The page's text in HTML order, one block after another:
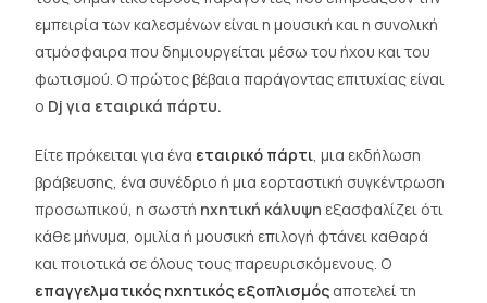
εμπειρία των καλεσμένων είναι η μουσική και η συνολική
ατμόσφαιρα που δημιουργείται μέσω του ήχου και του
φωτισμού. Ο πρώτος βέβαια παράγοντας επιτυχίας είναι
ο Dj για εταιρικά πάρτυ.
Είτε πρόκειται για ένα εταιρικό πάρτι, μια εκδήλωση
βράβευσης, ένα συνέδριο ή μια εορταστική συγκέντρωση
προσωπικού, η σωστή ηχητική κάλυψη εξασφαλίζει ότι
κάθε μήνυμα, ομιλία ή μουσική επιλογή φτάνει καθαρά
και ποιοτικά σε όλους τους παρευρισκόμενους. Ο
επαγγελματικός ηχητικός εξοπλισμός αποτελεί τη